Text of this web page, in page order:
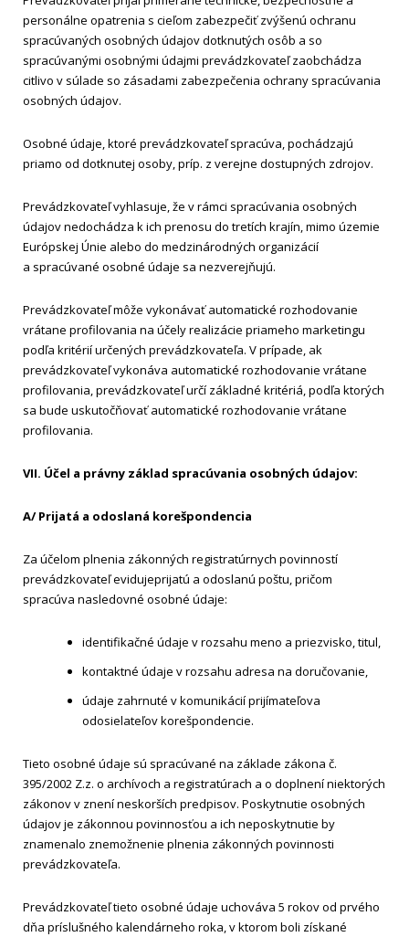
personálne opatrenia s cieľom zabezpečiť zvýšenú ochranu
spracúvaných osobných údajov dotknutých osôb a so
spracúvanými osobnými údajmi prevádzkovateľ zaobchádza
citlivo v súlade so zásadami zabezpečenia ochrany spracúvania
osobných údajov.
Osobné údaje, ktoré prevádzkovateľ spracúva, pochádzajú
priamo od dotknutej osoby, príp. z verejne dostupných zdrojov.
Prevádzkovateľ vyhlasuje, že v rámci spracúvania osobných
údajov nedochádza k ich prenosu do tretích krajín, mimo územie
Európskej Únie alebo do medzinárodných organizácií
a spracúvané osobné údaje sa nezverejňujú.
Prevádzkovateľ môže vykonávať automatické rozhodovanie
vrátane profilovania na účely realizácie priameho marketingu
podľa kritérií určených prevádzkovateľa. V prípade, ak
prevádzkovateľ vykonáva automatické rozhodovanie vrátane
profilovania, prevádzkovateľ určí základné kritériá, podľa ktorých
sa bude uskutočňovať automatické rozhodovanie vrátane
profilovania.
VII. Účel a právny základ spracúvania osobných údajov:
A/ Prijatá a odoslaná korešpondencia
Za účelom plnenia zákonných registratúrnych povinností
prevádzkovateľ evidujeprijatú a odoslanú poštu, pričom
spracúva nasledovné osobné údaje:
identifikačné údaje v rozsahu meno a priezvisko, titul,
kontaktné údaje v rozsahu adresa na doručovanie,
údaje zahrnuté v komunikácií prijímateľova
odosielateľov korešpondencie.
Tieto osobné údaje sú spracúvané na základe zákona č.
395/2002 Z.z. o archívoch a registratúrach a o doplnení niektorých
zákonov v znení neskorších predpisov. Poskytnutie osobných
údajov je zákonnou povinnosťou a ich neposkytnutie by
znamenalo znemožnenie plnenia zákonných povinnosti
prevádzkovateľa.
Prevádzkovateľ tieto osobné údaje uchováva 5 rokov od prvého
dňa príslušného kalendárneho roka, v ktorom boli získané